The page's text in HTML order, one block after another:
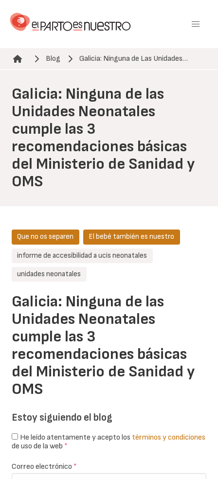
contenido
Ruta de navegación
Blog Galicia: Ninguna de Las Unidades…
Galicia: Ninguna de las
Unidades Neonatales
cumple las 3
recomendaciones básicas
del Ministerio de Sanidad y
OMS
Galicia: Ninguna de las
Unidades Neonatales
cumple las 3
recomendaciones básicas
del Ministerio de Sanidad y
OMS
Que no os separen El bebé también es nuestro
informe de accesibilidad a ucis neonatales
unidades neonatales
Estoy siguiendo el blog
He leído atentamente y acepto los términos y condiciones
de uso de la web *
Correo electrónico *